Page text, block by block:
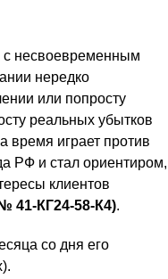
с несвоевременным
нередко
или попросту
реальных убытков
время играет против
РФ и стал ориентиром,
клиентов
41-КГ24-58-К4).
со дня его